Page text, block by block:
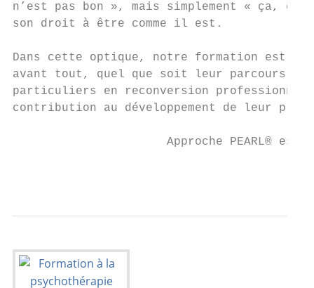
n’est pas bon », mais simplement « ça,
son droit à être comme il est.
Dans cette optique, notre formation est
avant tout, quel que soit leur parcours
particuliers en reconversion
contribution au développement de leur
Approche PEARL® est